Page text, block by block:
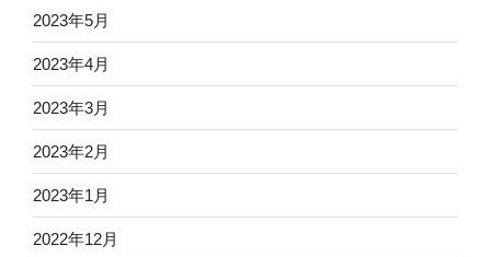
2023年5月
2023年4月
2023年3月
2023年2月
2023年1月
2022年12月